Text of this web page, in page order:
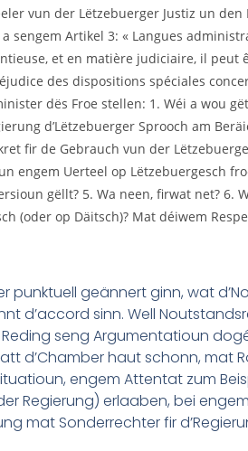
punktuell geännert ginn, wat
d’accord sinn. Well
seng Argumentatioun
d’Chamber haut schonn, mat
engem Attentat zum
Regierung) erlaaben, bei
mat Sonderrechter fir